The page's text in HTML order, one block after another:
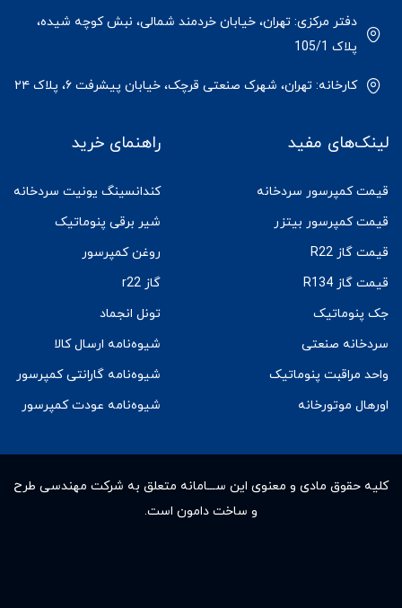
دفتر مرکزی: تهران، خیابان خردمند شمالی، نبش کوچه شیده،
پلاک 105/1
کارخانه: تهران، شهرک صنعتی قرچک، خیابان پیشرفت ۶، پلاک ۲۴
لینک‌های مفید
قیمت کمپرسور سردخانه
قیمت کمپرسور بیتزر
قیمت گاز R22
قیمت گاز R134
جک پنوماتیک
سردخانه صنعتی
واحد مراقبت پنوماتیک
اورهال موتورخانه
راهنمای خرید
کندانسینگ یونیت سردخانه
شیر برقی پنوماتیک
روغن کمپرسور
گاز r22
تونل انجماد
شیوه‌نامه ارسال کالا
شیوه‌نامه گارانتی کمپرسور
شیوه‌نامه عودت کمپرسور
کلیه حقوق مادى و معنوى این ســـامانه متعلق به شرکت مهندسی طرح
و ساخت دامون است.